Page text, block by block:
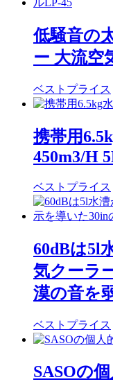
低騒音の
ー 大流空
ベストプライス
携帯用
450m3/H
ベストプライス
60dBは5l
気クーラ
漠の音を
ベストプライス
SASOの